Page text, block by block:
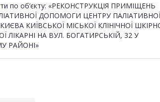
по об’єкту: «РЕКОНСТРУКЦІЯ ПРИМІЩЕНЬ
ДОПОМОГИ ЦЕНТРУ ПАЛІАТИВНОЇ
КИЇВСЬКОЇ МІСЬКОЇ КЛІНІЧНОЇ
ЛІКАРНІ НА ВУЛ. БОГАТИРСЬКІЙ, 32 У
РАЙОНІ»